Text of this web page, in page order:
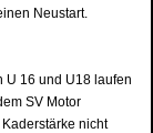
Neustart.
U 16 und U18 laufen
SV Motor
nicht